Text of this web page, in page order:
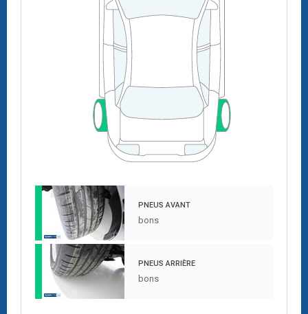
PNEUS AVANT
bons
PNEUS ARRIÈRE
bons